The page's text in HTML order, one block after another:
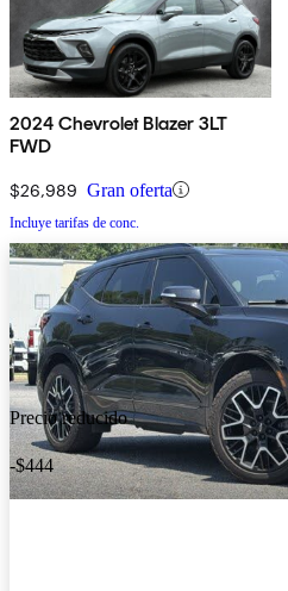
2024 Chevrolet Blazer 3LT
FWD
$26,989 Gran oferta
Incluye tarifas de conc.
Precio reducido
-$444